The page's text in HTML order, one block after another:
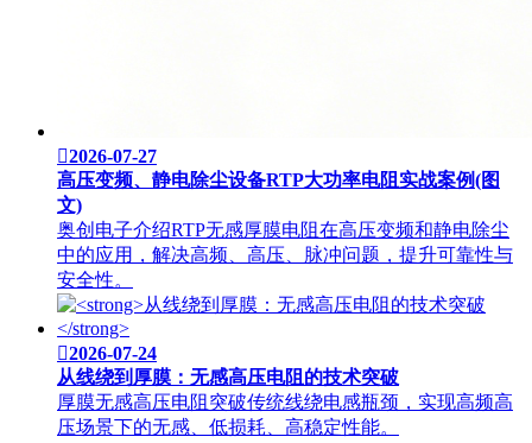
2026-07-27
高压变频、静电除尘设备RTP大功率电阻实战案例(图
文)
奥创电子介绍RTP无感厚膜电阻在高压变频和静电除尘
中的应用，解决高频、高压、脉冲问题，提升可靠性与
安全性。
2026-07-24
从线绕到厚膜：无感高压电阻的技术突破
厚膜无感高压电阻突破传统线绕电感瓶颈，实现高频高
压场景下的无感、低损耗、高稳定性能。